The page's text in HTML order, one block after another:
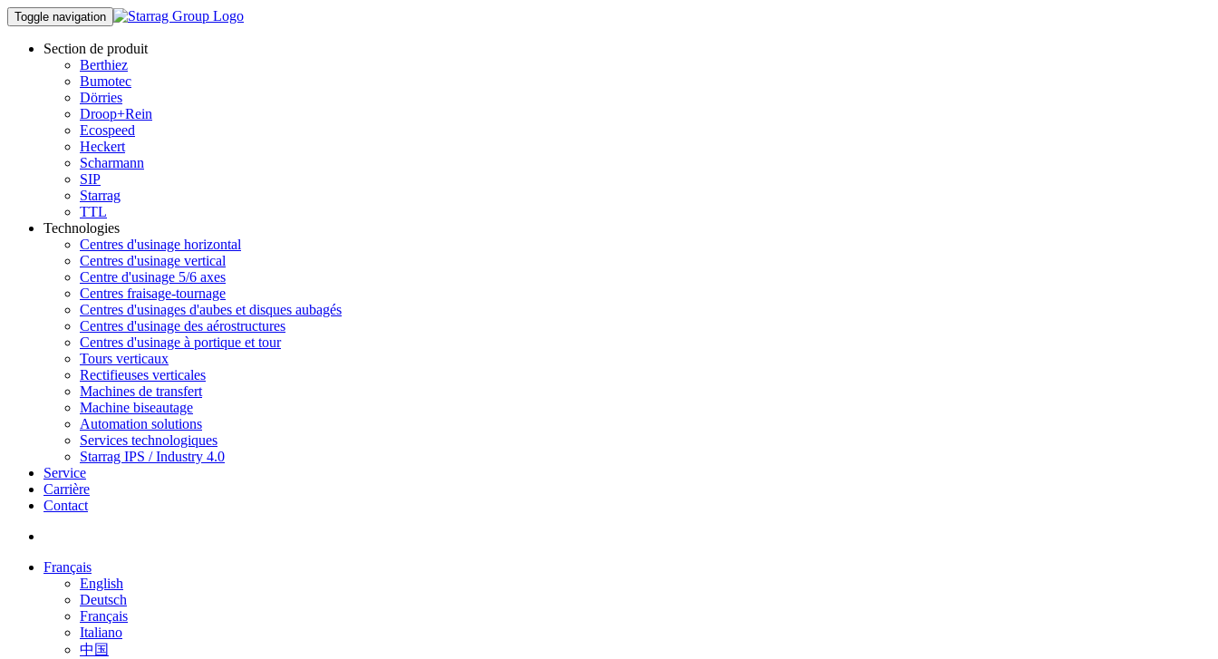
Toggle navigation
Section de produit
Berthiez
Bumotec
Dörries
Droop+Rein
Ecospeed
Heckert
Scharmann
SIP
Starrag
TTL
Technologies
Centres d'usinage horizontal
Centres d'usinage vertical
Centre d'usinage 5/6 axes
Centres fraisage-tournage
Centres d'usinages d'aubes et disques aubagés
Centres d'usinage des aérostructures
Centres d'usinage à portique et tour
Tours verticaux
Rectifieuses verticales
Machines de transfert
Machine biseautage
Automation solutions
Services technologiques
Starrag IPS / Industry 4.0
Service
Carrière
Contact
Français
English
Deutsch
Français
Italiano
中国